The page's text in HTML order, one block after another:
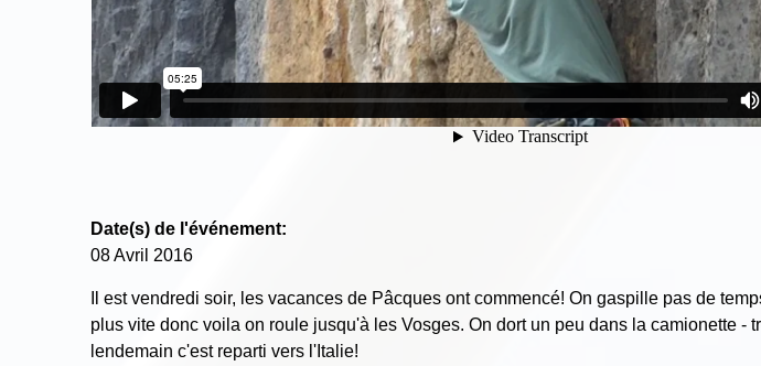
Date(s) de l'événement:
08 Avril 2016
Il est vendredi soir, les vacances de Pâcques ont commencé! On gaspille pas de
plus vite donc voila on roule jusqu'à les Vosges. On dort un peu dans la camionette -
lendemain c'est reparti vers l'Italie!